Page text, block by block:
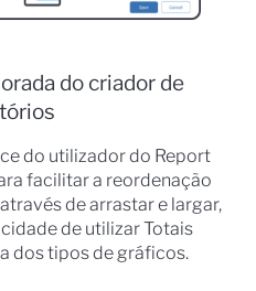
do criador de
do utilizador do Report
facilitar a reordenação
de arrastar e largar,
de utilizar Totais
dos tipos de gráficos.